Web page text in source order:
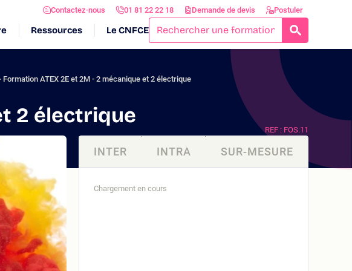
Contactez-nous 01 81 22 22 18 Demande de devis Postuler
Ressources Le CNFCE
Formation ATEX 2E et 2M - 2 mécanique et 2 électrique
2 électrique
REF : FOS.11
INTER INTRA SUR-MESURE